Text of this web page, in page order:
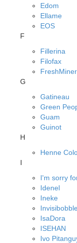
Edom
Ellame
EOS
F
Fillerina
Filofax
G
Gatineau
Green
Guam
Guinot
H
Henne
I
I'm sorry
Idenel
Ineke
Invisibobble
IsaDora
ISEHAN
Ivo